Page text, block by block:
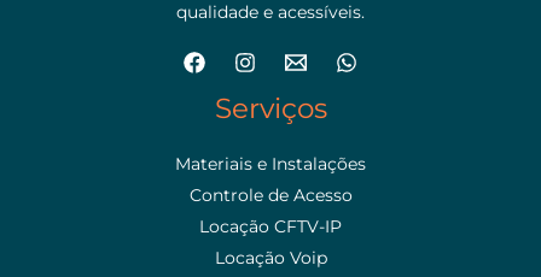
qualidade e acessíveis.
Serviços
Materiais e Instalações
Controle de Acesso
Locação CFTV-IP
Locação Voip